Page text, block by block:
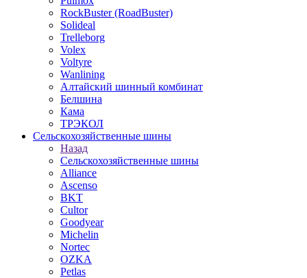
RockBuster (RoadBuster)
Solideal
Trelleborg
Volex
Voltyre
Wanlining
Алтайский шинный комбинат
Белшина
Кама
ТРЭКОЛ
Сельскохозяйственные шины
Назад
Сельскохозяйственные шины
Alliance
Ascenso
BKT
Cultor
Goodyear
Michelin
Nortec
OZKA
Petlas